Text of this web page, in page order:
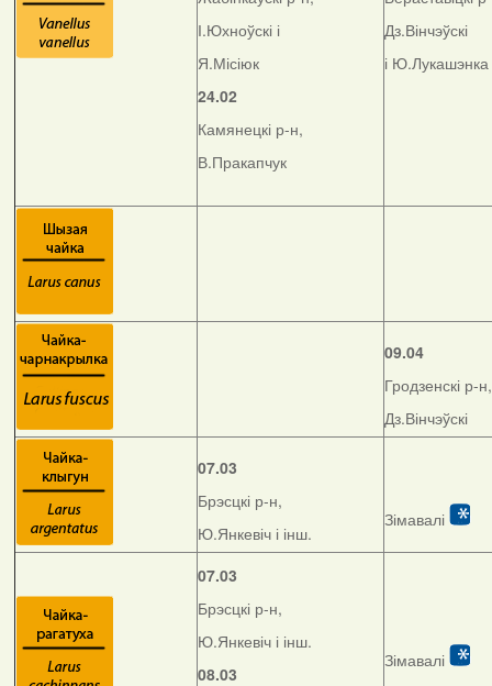
І.Юхноўскі і
Я.Місіюк
24.02
Камянецкі р-н,
В.Пракапчук
Дз.Вінчэўскі
і Ю.Лукашэнка
09.04
Гродзенскі р-н,
Дз.Вінчэўскі
07.03
Брэсцкі р-н,
Ю.Янкевіч і інш.
Зімавалі
07.03
Брэсцкі р-н,
Ю.Янкевіч і інш.
08.03
Зімавалі